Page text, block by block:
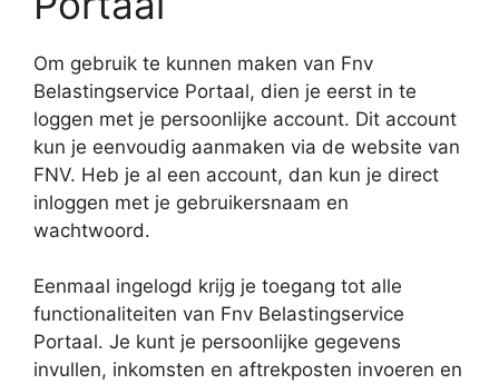
Om gebruik te kunnen maken van Fnv
Belastingservice Portaal, dien je eerst in te
loggen met je persoonlijke account. Dit account
kun je eenvoudig aanmaken via de website van
FNV. Heb je al een account, dan kun je direct
inloggen met je gebruikersnaam en
wachtwoord.
Eenmaal ingelogd krijg je toegang tot alle
functionaliteiten van Fnv Belastingservice
Portaal. Je kunt je persoonlijke gegevens
invullen, inkomsten en aftrekposten invoeren en